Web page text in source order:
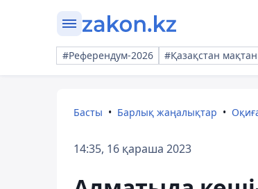
#Референдум-2026 #Қазақстан
Басты Барлық жаңалықтар
14:35, 16 қараша 2023